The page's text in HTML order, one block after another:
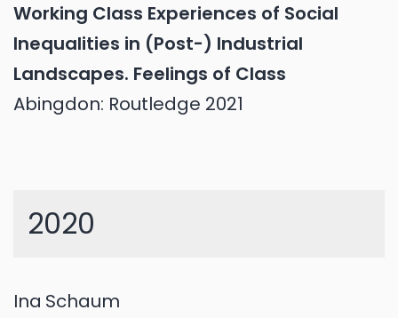
Working Class Experiences of Social
Inequalities in (Post-) Industrial
Landscapes. Feelings of Class
Abingdon: Routledge 2021
2020
Ina Schaum